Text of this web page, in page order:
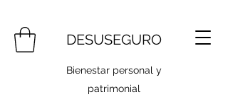
DESUSEGURO
Bienestar personal y
patrimonial